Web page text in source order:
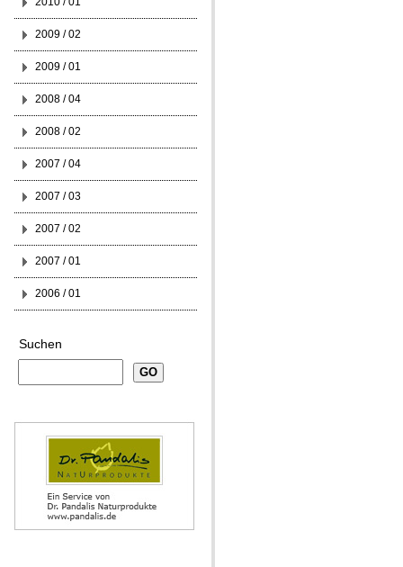
2009 / 02
2009 / 01
2008 / 04
2008 / 02
2007 / 04
2007 / 03
2007 / 02
2007 / 01
2006 / 01
Suchen